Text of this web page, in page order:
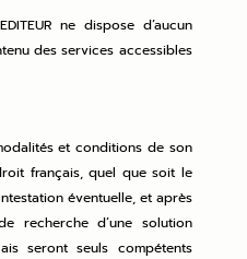
ne dispose d’aucun
des services accessibles
et conditions de son
français, quel que soit le
éventuelle, et après
recherche d’une solution
seront seuls compétents